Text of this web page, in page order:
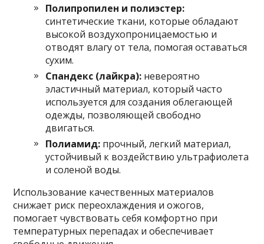
Полипропилен и полиэстер:
синтетические ткани, которые обладают
высокой воздухопроницаемостью и
отводят влагу от тела, помогая оставаться
сухим.
Спандекс (лайкра): невероятно
эластичный материал, который часто
используется для создания облегающей
одежды, позволяющей свободно
двигаться.
Полиамид: прочный, легкий материал,
устойчивый к воздействию ультрафиолета
и соленой воды.
Использование качественных материалов
снижает риск переохлаждения и ожогов,
помогает чувствовать себя комфортно при
температурных перепадах и обеспечивает